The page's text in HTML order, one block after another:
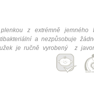
z extrémně jemného
a nezpůsobuje
je ručně vyrobený z